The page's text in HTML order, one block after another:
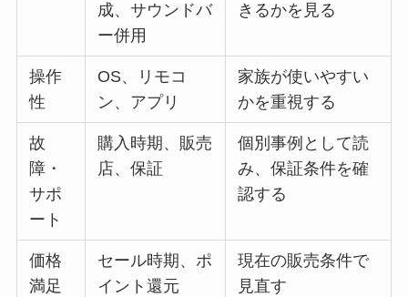
成、サウンドバ
ー併用
きるかを見る
操作
性
OS、リモコ
ン、アプリ
家族が使いやすい
かを重視する
故
障・
サポ
ート
購入時期、販売
店、保証
個別事例として読
み、保証条件を確
認する
価格
満足
セール時期、ポ
イント還元
現在の販売条件で
見直す